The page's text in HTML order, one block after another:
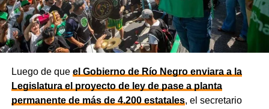
El gobernador está acompañado por el ministro de
Desarrollo Económico y Productivo, Carlos Banacloy; el
ministro de Salud, Demetrio Thalasselis; el ministro de
Hacienda, Gabriel Sánchez y el director ejecutivo de la
Unidad Provincial de Coordinación y Ejecución del
Financiamiento Externo (UPCEFE), Martín Camiña.
Luego de que el Gobierno de Río Negro enviara a la
Legislatura el proyecto de ley de pase a planta
permanente de más de 4.200 estatales, el secretario